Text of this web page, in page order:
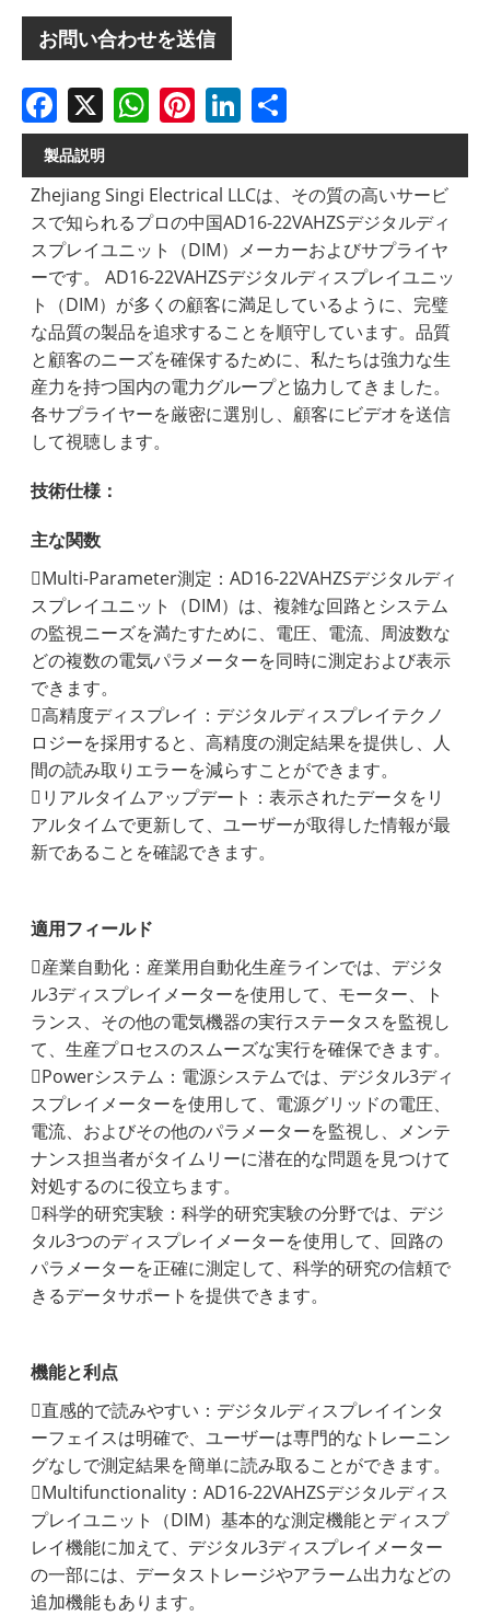
お問い合わせを送信
Facebook WhatsAppPinterestLinkedIn
製品説明
Zhejiang Singi Electrical LLCは、その質の高いサービ
スで知られるプロの中国AD16-22VAHZSデジタルディ
スプレイユニット（DIM）メーカーおよびサプライヤ
ーです。 AD16-22VAHZSデジタルディスプレイユニッ
ト（DIM）が多くの顧客に満足しているように、完璧
な品質の製品を追求することを順守しています。品質
と顧客のニーズを確保するために、私たちは強力な生
産力を持つ国内の電力グループと協力してきました。
各サプライヤーを厳密に選別し、顧客にビデオを送信
して視聴します。
技術仕様：
主な関数
Multi-Parameter測定：AD16-22VAHZSデジタルディ
スプレイユニット（DIM）は、複雑な回路とシステム
の監視ニーズを満たすために、電圧、電流、周波数な
どの複数の電気パラメーターを同時に測定および表示
できます。
高精度ディスプレイ：デジタルディスプレイテクノ
ロジーを採用すると、高精度の測定結果を提供し、人
間の読み取りエラーを減らすことができます。
リアルタイムアップデート：表示されたデータをリ
アルタイムで更新して、ユーザーが取得した情報が最
新であることを確認できます。
適用フィールド
産業自動化：産業用自動化生産ラインでは、デジタ
ル3ディスプレイメーターを使用して、モーター、ト
ランス、その他の電気機器の実行ステータスを監視し
て、生産プロセスのスムーズな実行を確保できます。
Powerシステム：電源システムでは、デジタル3ディ
スプレイメーターを使用して、電源グリッドの電圧、
電流、およびその他のパラメーターを監視し、メンテ
ナンス担当者がタイムリーに潜在的な問題を見つけて
対処するのに役立ちます。
科学的研究実験：科学的研究実験の分野では、デジ
タル3つのディスプレイメーターを使用して、回路の
パラメーターを正確に測定して、科学的研究の信頼で
きるデータサポートを提供できます。
機能と利点
直感的で読みやすい：デジタルディスプレイインタ
ーフェイスは明確で、ユーザーは専門的なトレーニン
グなしで測定結果を簡単に読み取ることができます。
Multifunctionality：AD16-22VAHZSデジタルディス
プレイユニット（DIM）基本的な測定機能とディスプ
レイ機能に加えて、デジタル3ディスプレイメーター
の一部には、データストレージやアラーム出力などの
追加機能もあります。